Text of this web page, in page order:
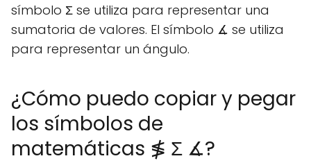
símbolo Σ se utiliza para representar una
sumatoria de valores. El símbolo ∡ se utiliza
para representar un ángulo.
¿Cómo puedo copiar y pegar
los símbolos de
matemáticas ≸ Σ ∡?